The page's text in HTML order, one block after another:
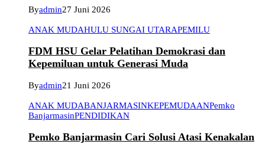
Byadmin27 Juni 2026
ANAK MUDAHULU SUNGAI UTARAPEMILU
FDM HSU Gelar Pelatihan Demokrasi dan
Kepemiluan untuk Generasi Muda
Byadmin21 Juni 2026
ANAK MUDABANJARMASINKEPEMUDAANPemko
BanjarmasinPENDIDIKAN
Pemko Banjarmasin Cari Solusi Atasi Kenakalan